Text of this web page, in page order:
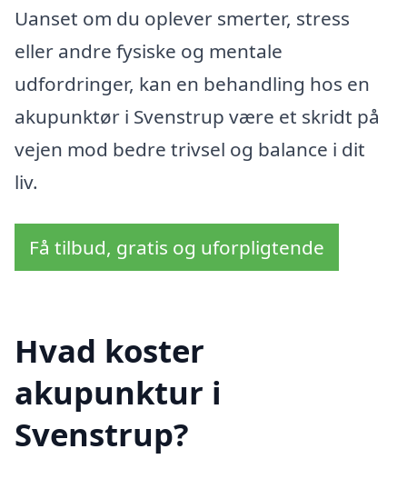
Uanset om du oplever smerter, stress
eller andre fysiske og mentale
udfordringer, kan en behandling hos en
akupunktør i Svenstrup være et skridt på
vejen mod bedre trivsel og balance i dit
liv.
Få tilbud, gratis og uforpligtende
Hvad koster
akupunktur i
Svenstrup?